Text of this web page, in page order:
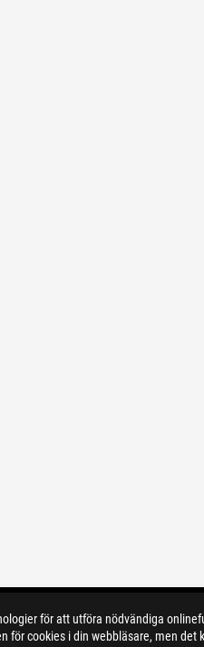
för att utföra nödvändiga
cookies i din webbläsare, men det